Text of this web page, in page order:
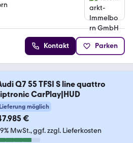
Kontakt Parken
Q7 55 TFSI S line quattro
CarPlay|HUD
Lieferung möglich
€
MwSt. ggf. zzgl. Lieferkosten